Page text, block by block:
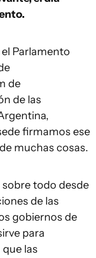
Parlamento
de
de las
firmamos ese
muchas cosas.
todo desde
de las
gobiernos de
para
las